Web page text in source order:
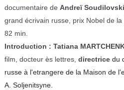
documentaire de Andreï Soudilovski
grand écrivain russe, prix Nobel de
82 min.
Introduction : Tatiana
film, docteur ès lettres, directrice du
russe à l'etrangere de la Maison de
A. Soljenitsyne.